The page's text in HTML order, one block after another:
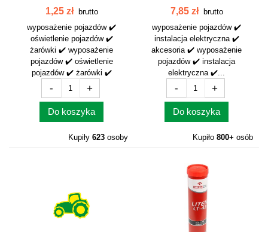
12V4W
1,25 zł
brutto
wyposażenie pojazdów ✔️
oświetlenie pojazdów ✔️
żarówki ✔️ wyposażenie
pojazdów ✔️ oświetlenie
pojazdów ✔️ żarówki ✔️
- +
Do koszyka
Kupiły 623 osoby
MOSIĄDZ PLUS...
7,85 zł
brutto
wyposażenie pojazdów ✔️
instalacja elektryczna ✔️
akcesoria ✔️ wyposażenie
pojazdów ✔️ instalacja
elektryczna ✔️...
- +
Do koszyka
Kupiło 800+ osób